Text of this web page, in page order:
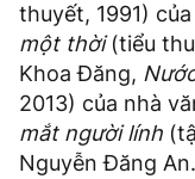
thuyết, 1991)
một thời(tiểu
Khoa Đăng,
2013) của nhà
mắt người lính
Nguyễn Đăng